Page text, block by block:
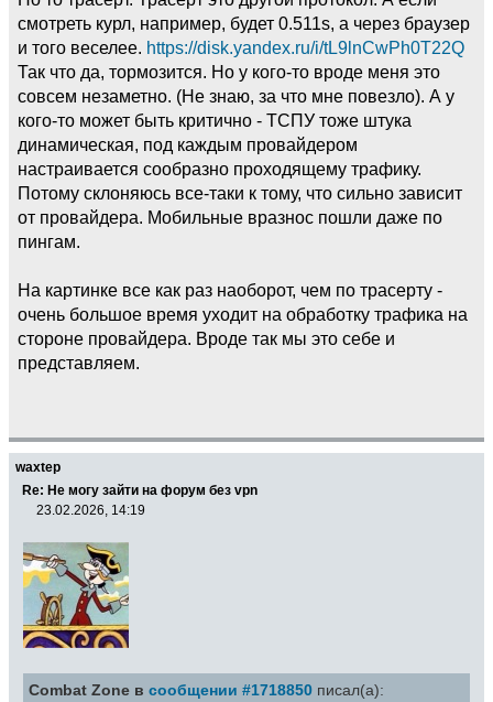
смотреть курл, например, будет 0.511s, а через браузер
и того веселее. https://disk.yandex.ru/i/tL9lnCwPh0T22Q
Так что да, тормозится. Но у кого-то вроде меня это
совсем незаметно. (Не знаю, за что мне повезло). А у
кого-то может быть критично - ТСПУ тоже штука
динамическая, под каждым провайдером
настраивается сообразно проходящему трафику.
Потому склоняюсь все-таки к тому, что сильно зависит
от провайдера. Мобильные вразнос пошли даже по
пингам.
На картинке все как раз наоборот, чем по трасерту -
очень большое время уходит на обработку трафика на
стороне провайдера. Вроде так мы это себе и
представляем.
waxtep
Re: Не могу зайти на форум без vpn
23.02.2026, 14:19
Combat Zone в сообщении #1718850 писал(а):